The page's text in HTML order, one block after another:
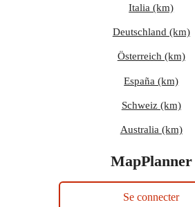
Italia (km)
Deutschland (km)
Österreich (km)
España (km)
Schweiz (km)
Australia (km)
MapPlanner
Se connecter